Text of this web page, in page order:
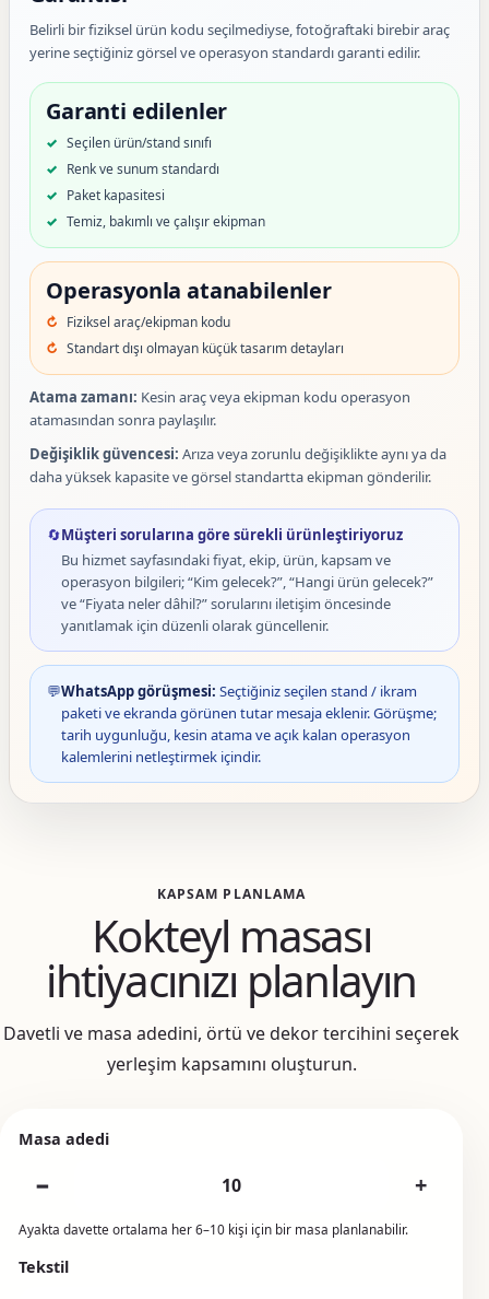
Belirli bir fiziksel ürün kodu seçilmediyse, fotoğraftaki birebir araç
yerine seçtiğiniz görsel ve operasyon standardı garanti edilir.
Garanti edilenler
Seçilen ürün/stand sınıfı
Renk ve sunum standardı
Paket kapasitesi
Temiz, bakımlı ve çalışır ekipman
Operasyonla atanabilenler
Fiziksel araç/ekipman kodu
Standart dışı olmayan küçük tasarım detayları
Atama zamanı: Kesin araç veya ekipman kodu operasyon
atamasından sonra paylaşılır.
Değişiklik güvencesi: Arıza veya zorunlu değişiklikte aynı ya da
daha yüksek kapasite ve görsel standartta ekipman gönderilir.
🔄Müşteri sorularına göre sürekli ürünleştiriyoruz
Bu hizmet sayfasındaki fiyat, ekip, ürün, kapsam ve
operasyon bilgileri; “Kim gelecek?”, “Hangi ürün gelecek?”
ve “Fiyata neler dâhil?” sorularını iletişim öncesinde
yanıtlamak için düzenli olarak güncellenir.
💬WhatsApp görüşmesi: Seçtiğiniz seçilen stand / ikram
paketi ve ekranda görünen tutar mesaja eklenir. Görüşme;
tarih uygunluğu, kesin atama ve açık kalan operasyon
kalemlerini netleştirmek içindir.
KAPSAM PLANLAMA
Kokteyl masası
ihtiyacınızı planlayın
Davetli ve masa adedini, örtü ve dekor tercihini seçerek
yerleşim kapsamını oluşturun.
Masa adedi
− +
Ayakta davette ortalama her 6–10 kişi için bir masa planlanabilir.
Tekstil